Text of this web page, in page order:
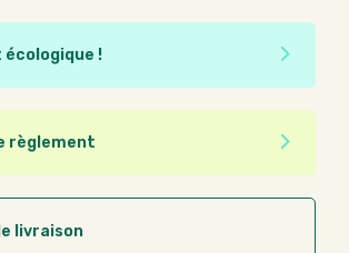
écologique !
éco-conçu, il a été fabriqué à partir de
ou recyclables. Ces produits
facilement obtenir une seconde vie
L'origine de fabrication du produit
les critères d'éco-conception.
règlement
mode de règlement, vous pouvez
en ligne sur Good Act.
CB :paiement sécurisé par carte
livraison